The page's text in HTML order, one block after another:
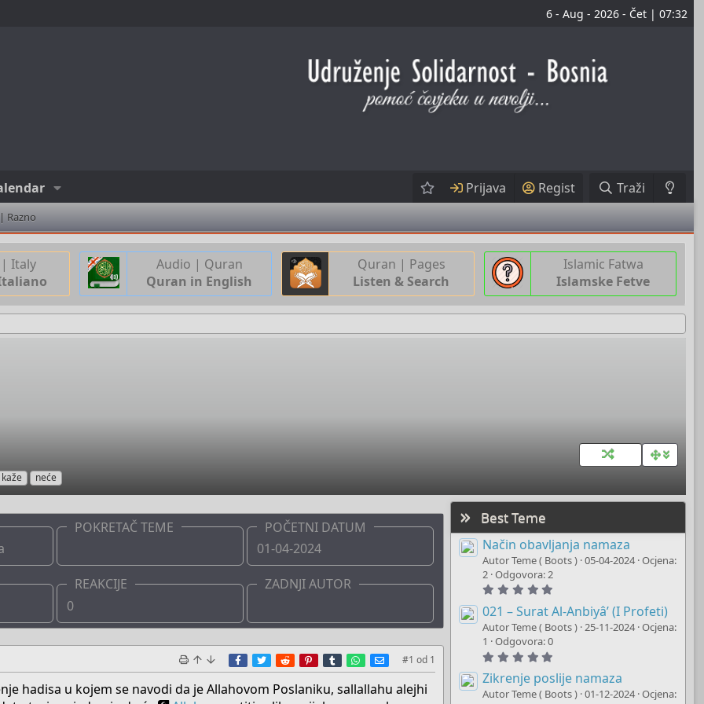
6 - Aug - 2026 - Čet | 07:32
Prijava Regist Traži
Razno
Italy
Audio | Quran
Quran in English
Quran | Pages
Listen & Search
Islamic Fatwa
Islamske Fetve
kaže neće
POKRETAČ TEME
POČETNI DATUM
01-04-2024
REAKCIJE
0
ZADNJI AUTOR
Facebook
TwitterRedditPinterest
TumblrWhatsApp
E-mail
#1 od 1
hadisa u kojem se navodi da je Allahovom Poslaniku, sallallahu alejhi
Best Teme
Način obavljanja namaza
Autor Teme ( Boots ) 05-04-2024 Ocjena:
2 Odgovora: 2
0
0
s
(
s
)
021 – Surat Al-Anbiyâ’ (I Profeti)
Autor Teme ( Boots ) 25-11-2024 Ocjena:
1
Odgovora: 0
0
0
s
Zikrenje poslije namaza
Autor Teme ( Boots ) 01-12-2024 Ocjena: